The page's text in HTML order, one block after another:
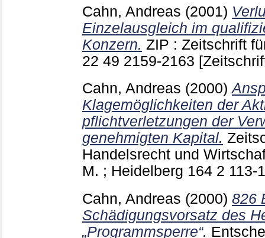
Cahn, Andreas (2001)
Einzelausgleich im
Konzern. ZIP : Zeitschrift
22 49 2159-2163
Cahn, Andreas (2000)
Klagemöglichkeiten der
pflichtverletzungen der
genehmigten Kapital.
Handelsrecht und
M. ; Heidelberg 164 2 113-
Cahn, Andreas (2000) 826
Schädigungsvorsatz des
„Programmsperre“.